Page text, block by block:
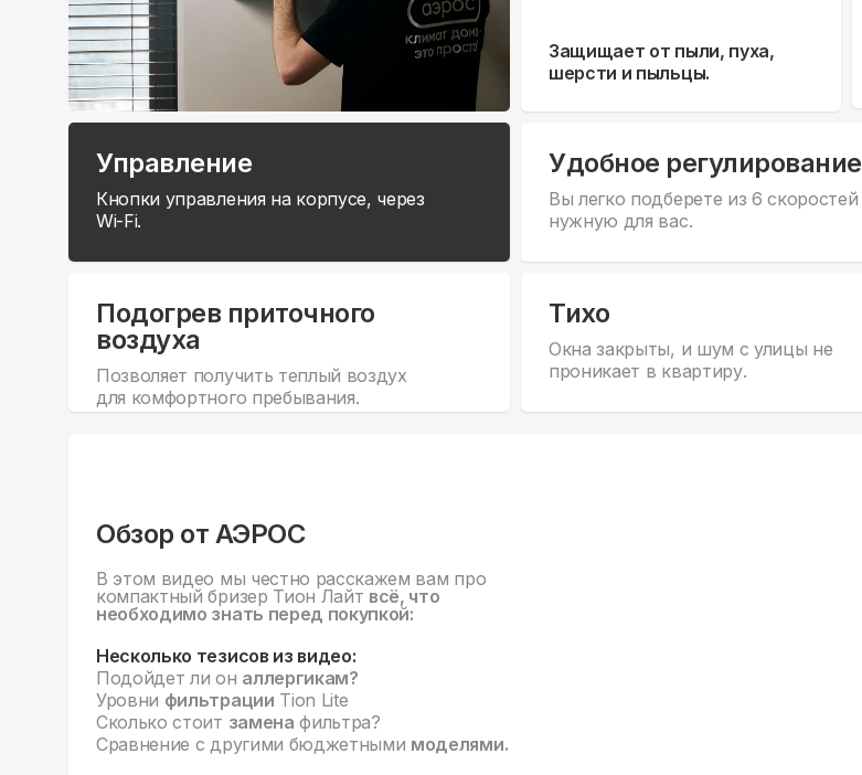
Защищает от пыли, пуха,
шерсти и пыльцы.
Управление
Кнопки управления на корпусе, через
Wi-Fi.
Удобное регулирование
Вы легко подберете из 6 скоростей
нужную для вас.
Подогрев приточного
воздуха
Позволяет получить теплый воздух
для комфортного пребывания.
Тихо
Окна закрыты, и шум с улицы не
проникает в квартиру.
Обзор от АЭРОС
В этом видео мы честно расскажем вам про
компактный бризер Тион Лайт всё, что
необходимо знать перед покупкой:
Несколько тезисов из видео:
Подойдет ли он аллергикам?
Уровни фильтрации Tion Lite
Сколько стоит замена фильтра?
Сравнение с другими бюджетными моделями.